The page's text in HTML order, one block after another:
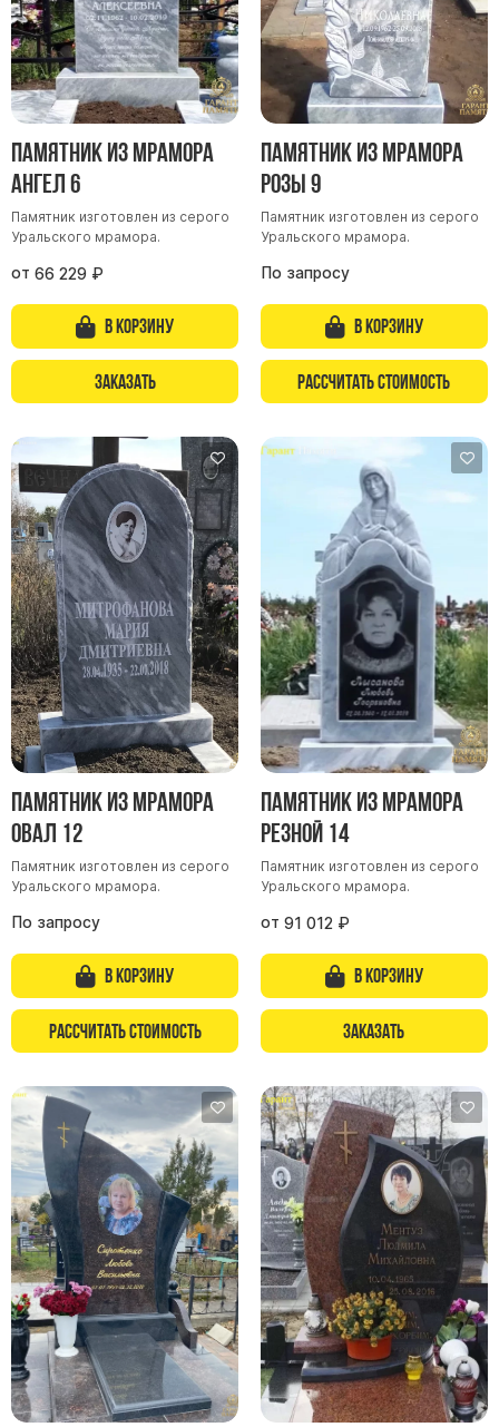
Памятник из мрамора
Ангел 6
Памятник изготовлен из серого
Уральского мрамора.
от 66 229 ₽
В корзину
Заказать
Памятник из мрамора
Розы 9
Памятник изготовлен из серого
Уральского мрамора.
По запросу
В корзину
Рассчитать стоимость
Памятник из мрамора
Овал 12
Памятник изготовлен из серого
Уральского мрамора.
По запросу
В корзину
Рассчитать стоимость
Памятник из мрамора
Резной 14
Памятник изготовлен из серого
Уральского мрамора.
от 91 012 ₽
В корзину
Заказать